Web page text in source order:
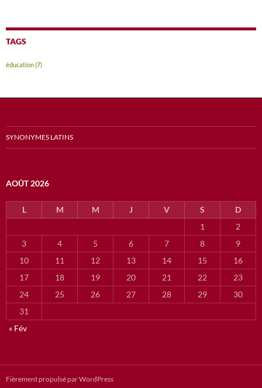
TAGS
éducation(7)
SYNONYMES LATINS
AOÛT 2026
L M M J V S
D
1
2
3
4 5 6 7 8
9
10
11 12 13 14 15
16
17
18 19 20 21 22
23
24
25 26 27 28 29
30
31
« Fév
Fièrement propulsé par WordPress